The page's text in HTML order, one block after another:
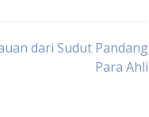
dari Sudut Pandang
Para Ahli